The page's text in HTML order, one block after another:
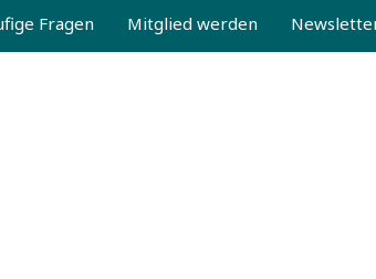
Fragen Mitglied werden